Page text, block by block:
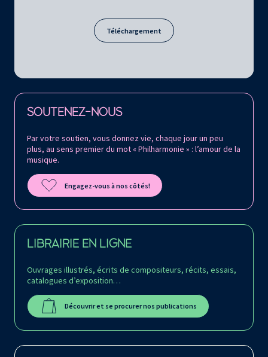
Téléchargement
SOUTENEZ-NOUS
Par votre soutien, vous donnez vie, chaque jour un peu
plus, au sens premier du mot « Philharmonie » : l’amour de la
musique.
Engagez-vous à nos côtés!
LIBRAIRIE EN LIGNE
Ouvrages illustrés, écrits de compositeurs, récits, essais,
catalogues d’exposition…
Découvrir et se procurer nos publications
Retrouvez la Philharmonie de Paris sur